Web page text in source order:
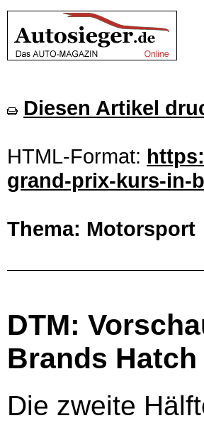
Diesen Artikel
HTML-Format:
grand-prix-kurs-in-
Thema: Motorsport
DTM:
Brands Hatch
Die zweite